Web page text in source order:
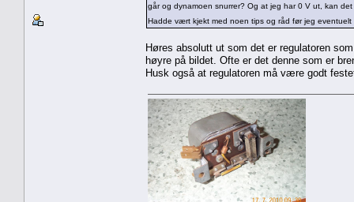
går og dynamoen snurrer? Og at jeg har 0 V ut, kan
Hadde vært kjekt med noen tips og råd før jeg
Høres absolutt ut som det er regulatoren
høyre på bildet. Ofte er det denne som er
Husk også at regulatoren må være godt